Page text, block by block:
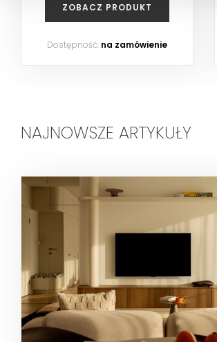
ZOBACZ PRODUKT
Dostępność: na zamówienie
NAJNOWSZE ARTYKUŁY